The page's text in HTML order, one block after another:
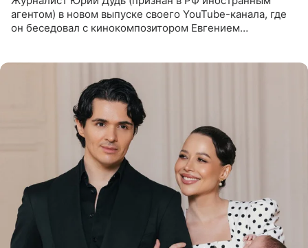
агентом) в новом выпуске своего YouTube-канала, где
он беседовал с кинокомпозитором Евгением